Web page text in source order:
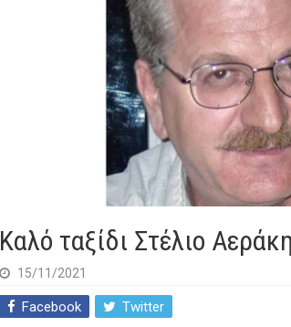
Καλό ταξίδι Στέλιο
15/11/2021
Facebook Twitter